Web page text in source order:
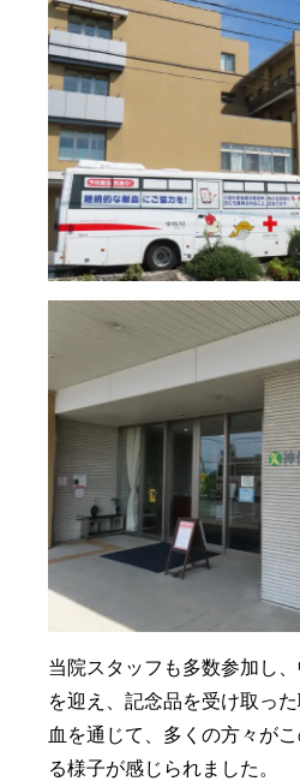
当院スタッフも多数参加し
を迎え、記念品を受け取っ
血を通じて、多くの方々が
る様子が感じられました。